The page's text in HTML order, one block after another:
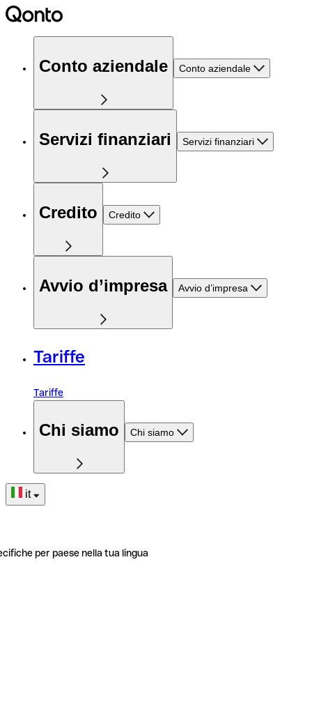
Conto aziendale Conto aziendale
Servizi finanziari Servizi finanziari
Credito Credito
Avvio d’impresa Avvio d’impresa
Tariffe
Tariffe
Chi siamo Chi siamo
it
per paese nella tua lingua